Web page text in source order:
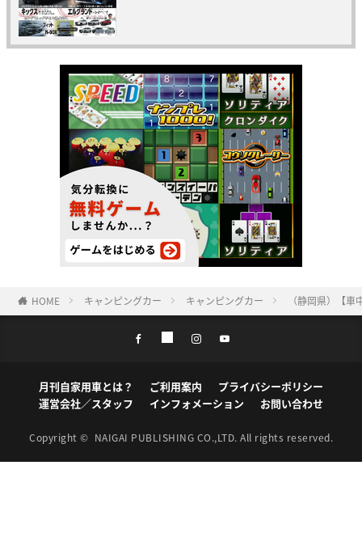
HOME キャンピングカー キャンピングカー （静岡県）【
月刊自家用車とは？ ご利用案内
プライバシーポリシー
運営会社／スタッフ
インフォメーション お問い合わせ
Copyright © NAIGAI PUBLISHING CO.,LTD. All rights reserved.